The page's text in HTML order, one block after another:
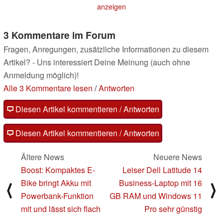
anzeigen
3 Kommentare im Forum
Fragen, Anregungen, zusätzliche Informationen zu diesem
Artikel? - Uns interessiert Deine Meinung (auch ohne
Anmeldung möglich)!
Alle 3 Kommentare lesen /Antworten
Diesen Artikel kommentieren / Antworten
Diesen Artikel kommentieren / Antworten
⟨
Ältere News
Boost: Kompaktes E-
Bike bringt Akku mit
Powerbank-Funktion
mit und lässt sich flach
Neuere News
Leiser Dell Latitude 14
Business-Laptop mit 16
GB RAM und Windows 11
Pro sehr günstig
⟩